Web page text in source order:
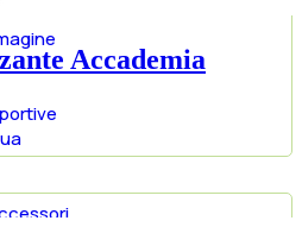
Accademia